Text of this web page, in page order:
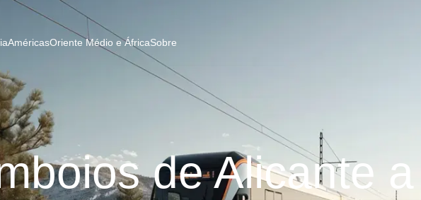
AméricasOriente Médio e ÁfricaSobre
de Alicante a